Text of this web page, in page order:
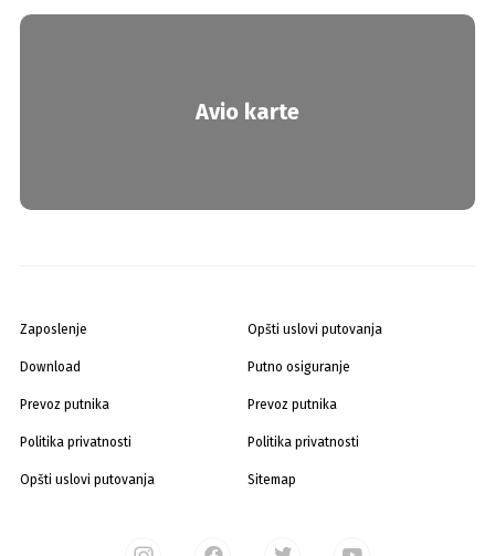
Avio karte
Zaposlenje
Download
Prevoz putnika
Politika privatnosti
Opšti uslovi putovanja
Opšti uslovi putovanja
Putno osiguranje
Prevoz putnika
Politika privatnosti
Sitemap